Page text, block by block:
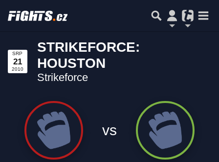
SRP
21
2010
STRIKEFORCE:
HOUSTON
Strikeforce
vs